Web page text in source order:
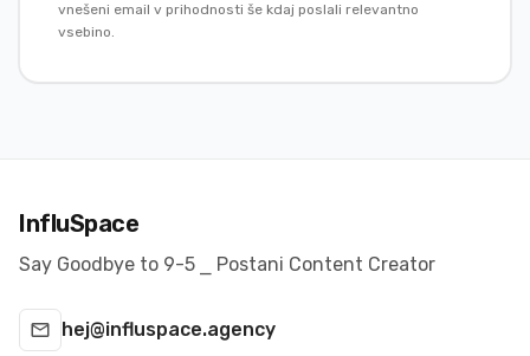
vnešeni email v prihodnosti še kdaj poslali relevantno
vsebino.
InfluSpace
Say Goodbye to 9-5 ⎯ Postani Content Creator
hej@influspace.agency